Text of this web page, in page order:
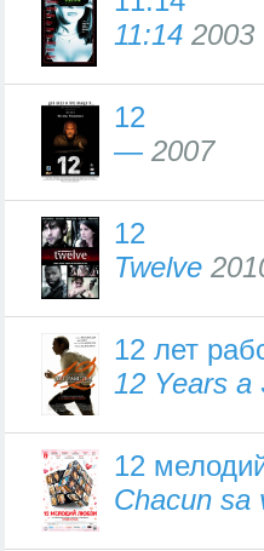
11:14 2003
12
— 2007
12
Twelve
12 лет
12 Years a
12
Chacun sa